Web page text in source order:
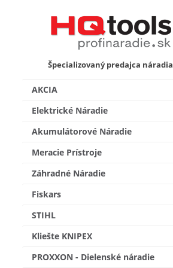
Špecializovaný predajca náradia
AKCIA
Elektrické Náradie
Akumulátorové Náradie
Meracie Prístroje
Záhradné Náradie
Fiskars
STIHL
Kliešte KNIPEX
PROXXON - Dielenské náradie